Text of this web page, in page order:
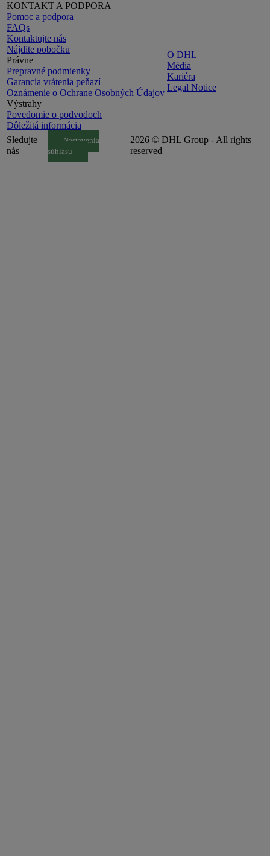
KONTAKT A PODPORA
Pomoc a podpora
FAQs
Kontaktujte nás
Nájdite pobočku
Právne
Prepravné podmienky
Garancia vrátenia peňazí
Oznámenie o Ochrane Osobných Údajov
Výstrahy
Povedomie o podvodoch
Dôležitá informácia
O DHL
Média
Kariéra
Legal Notice
Sledujte
nás
Nastavenia
súhlasu
2026 © DHL Group - All rights
reserved